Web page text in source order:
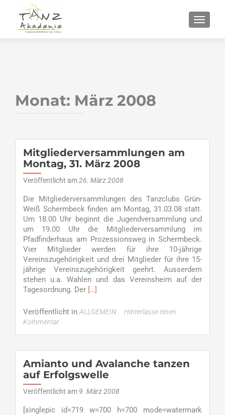
Monat: März 2008
Mitgliederversammlungen am
Montag, 31. März 2008
Veröffentlicht am26. März 2008
Die Mitgliederversammlungen des Tanzclubs Grün-
Weiß Schermbeck finden am Montag, 31.03.08 statt.
Um 18.00 Uhr beginnt die Jugendversammlung und
um 19.00 Uhr die Mitgliederversammlung im
Pfadfinderhaus am Prozessionsweg in Schermbeck.
Vier Mitglieder werden für ihre 10-jährige
Vereinszugehörigkeit und drei Mitglieder für ihre 15-
jährige Vereinszugehörigkeit geehrt. Ausserdem
stehen u.a. Wahlen und das Vereinsheim auf der
Tagesordnung. Der Read
about
31.
März
2008
[…]
Veröffentlicht in ALLGEMEIN
Hinterlasse einen
Kommentar
Amianto und Avalanche tanzen
auf Erfolgswelle
Veröffentlicht am 9. März 2008
[singlepic id=719 w=700 h=700 mode=watermark